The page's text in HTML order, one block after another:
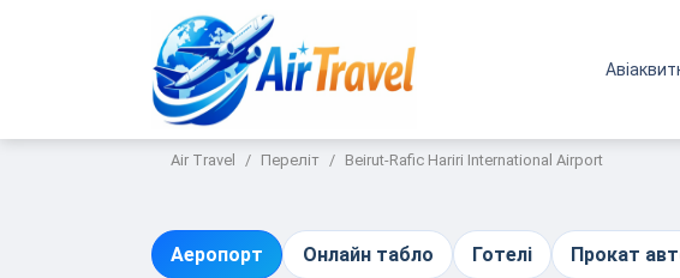
Air Travel Переліт Beirut-Rafic Hariri International Airport
Аеропорт Онлайн табло Готелі Прокат